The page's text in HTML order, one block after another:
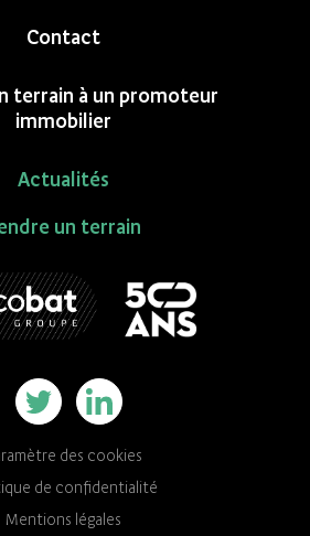
Contact
terrain à un promoteur
immobilier
Actualités
un terrain
des cookies
de confidentialité
Mentions légales